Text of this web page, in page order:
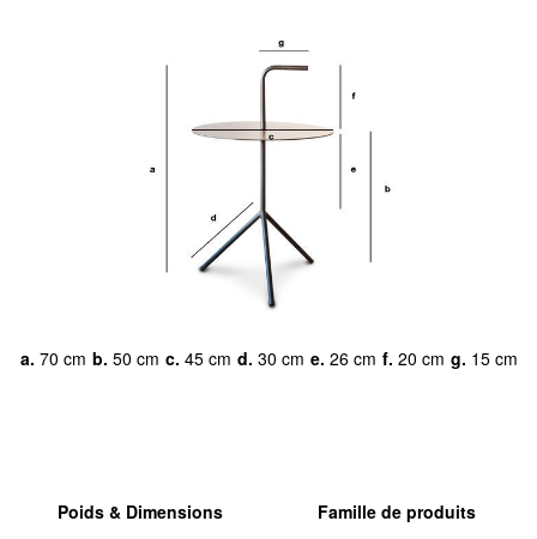
a. 70 cm b. 50 cm c. 45 cm d. 30 cm e. 26 cm f. 20 cm g. 15 cm
Poids & Dimensions
Famille de produits